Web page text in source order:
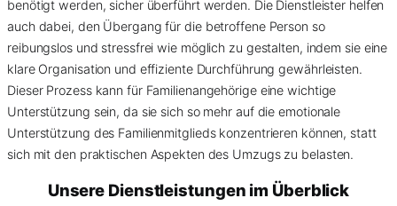
benötigt werden, sicher überführt werden. Die Dienstleister helfen
auch dabei, den Übergang für die betroffene Person so
reibungslos und stressfrei wie möglich zu gestalten, indem sie eine
klare Organisation und effiziente Durchführung gewährleisten.
Dieser Prozess kann für Familienangehörige eine wichtige
Unterstützung sein, da sie sich so mehr auf die emotionale
Unterstützung des Familienmitglieds konzentrieren können, statt
sich mit den praktischen Aspekten des Umzugs zu belasten.
Unsere Dienstleistungen im Überblick